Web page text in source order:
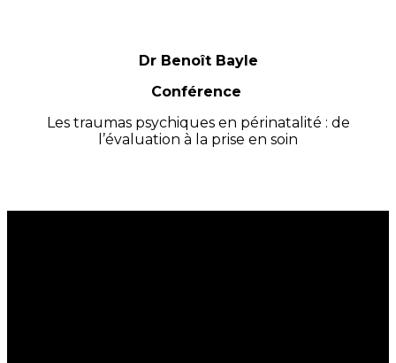
Dr Benoît Bayle
Conférence
Les traumas psychiques en périnatalité : de
l’évaluation à la prise en soin